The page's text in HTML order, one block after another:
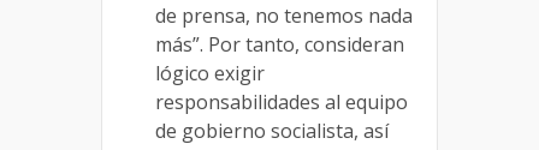
de prensa, no tenemos nada
más”. Por tanto, consideran
lógico exigir
responsabilidades al equipo
de gobierno socialista, así